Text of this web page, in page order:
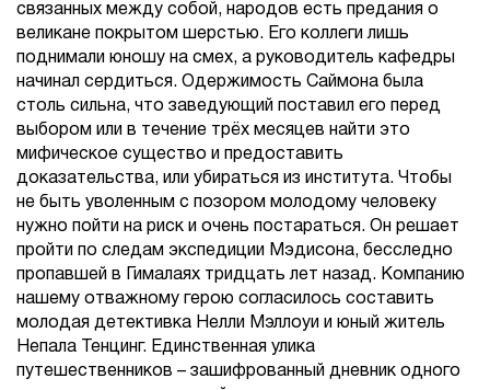
связанных между собой, народов есть предания о
великане покрытом шерстью. Его коллеги лишь
поднимали юношу на смех, а руководитель кафедры
начинал сердиться. Одержимость Саймона была
столь сильна, что заведующий поставил его перед
выбором или в течение трёх месяцев найти это
мифическое существо и предоставить
доказательства, или убираться из института. Чтобы
не быть уволенным с позором молодому человеку
нужно пойти на риск и очень постараться. Он решает
пройти по следам экспедиции Мэдисона, бесследно
пропавшей в Гималаях тридцать лет назад. Компанию
нашему отважному герою согласилось составить
молодая детективка Нелли Мэллоуи и юный житель
Непала Тенцинг. Единственная улика
путешественников – зашифрованный дневник одного